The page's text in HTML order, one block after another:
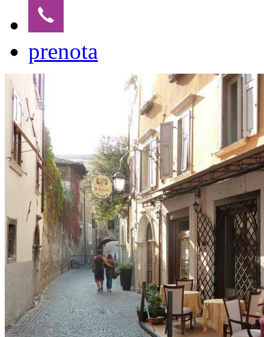
prenota